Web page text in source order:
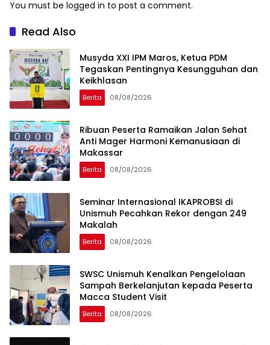
You must be logged in to post a comment.
Read Also
Musyda XXI IPM Maros, Ketua PDM
Tegaskan Pentingnya Kesungguhan dan
Keikhlasan
Berita 08/08/2026
Ribuan Peserta Ramaikan Jalan Sehat
Anti Mager Harmoni Kemanusiaan di
Makassar
Berita 08/08/2026
Seminar Internasional IKAPROBSI di
Unismuh Pecahkan Rekor dengan 249
Makalah
Berita 08/08/2026
SWSC Unismuh Kenalkan Pengelolaan
Sampah Berkelanjutan kepada Peserta
Macca Student Visit
Berita 08/08/2026